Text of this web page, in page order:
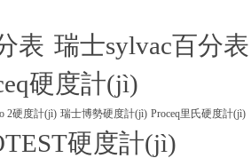
表 瑞士sylvac百分表
硬度計(jì)
2硬度計(jì) 瑞士博勢硬度計(jì) Proceq里氏硬度計(jì)
硬度計(jì)